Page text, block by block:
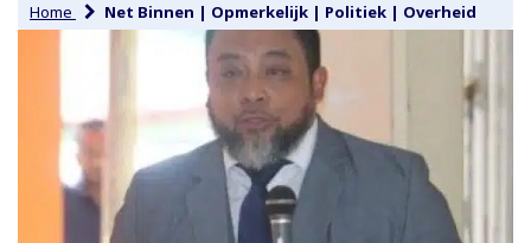
Home Net Binnen | Opmerkelijk | Politiek | Overheid